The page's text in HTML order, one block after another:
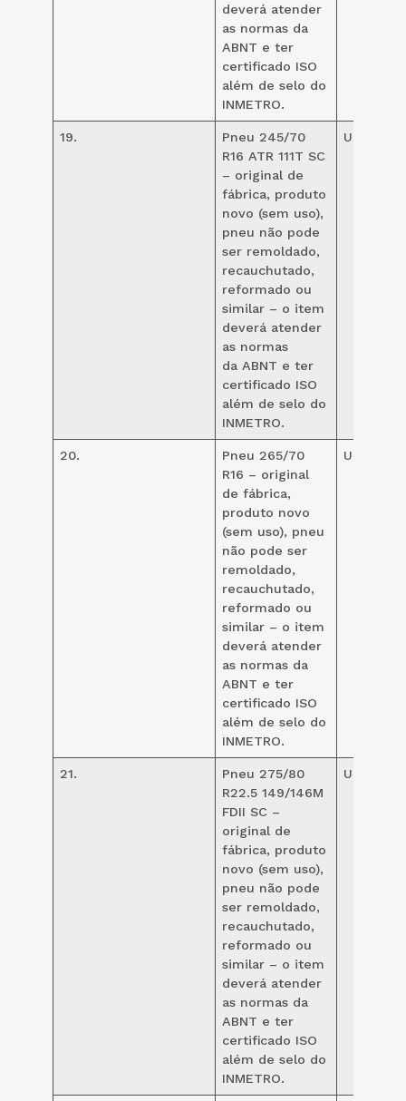
deverá atender
as normas da
ABNT e ter
certificado ISO
além de selo do
INMETRO.
19.
Pneu 245/70
R16 ATR 111T SC
– original de
fábrica, produto
novo (sem uso),
pneu não pode
ser remoldado,
recauchutado,
reformado ou
similar – o item
deverá atender
as normas
da ABNT e ter
certificado ISO
além de selo do
INMETRO.
UND
20.
Pneu 265/70
R16 – original
de fábrica,
produto novo
(sem uso), pneu
não pode ser
remoldado,
recauchutado,
reformado ou
similar – o item
deverá atender
as normas da
ABNT e ter
certificado ISO
além de selo do
INMETRO.
UND
21.
Pneu 275/80
R22.5 149/146M
FDII SC –
original de
fábrica, produto
novo (sem uso),
pneu não pode
ser remoldado,
recauchutado,
reformado ou
similar – o item
deverá atender
as normas da
ABNT e ter
certificado ISO
além de selo do
INMETRO.
UND